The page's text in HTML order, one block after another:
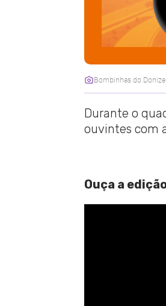
Bombinhas do
Durante o
ouvintes com
Ouça a